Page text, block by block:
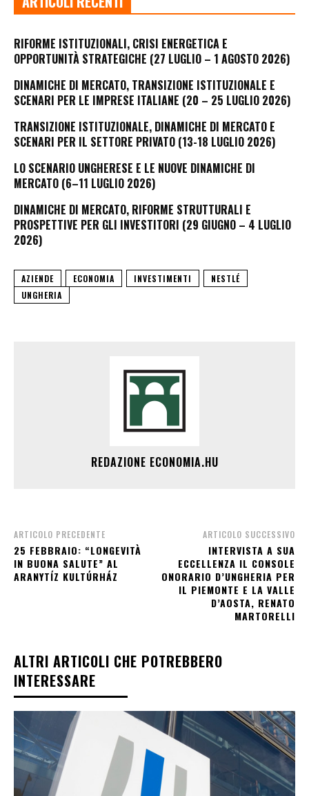
RIFORME ISTITUZIONALI, CRISI ENERGETICA E
OPPORTUNITÀ STRATEGICHE (27 LUGLIO – 1 AGOSTO 2026)
DINAMICHE DI MERCATO, TRANSIZIONE ISTITUZIONALE E
SCENARI PER LE IMPRESE ITALIANE (20 – 25 LUGLIO 2026)
TRANSIZIONE ISTITUZIONALE, DINAMICHE DI MERCATO E
SCENARI PER IL SETTORE PRIVATO (13-18 LUGLIO 2026)
LO SCENARIO UNGHERESE E LE NUOVE DINAMICHE DI
MERCATO (6–11 LUGLIO 2026)
DINAMICHE DI MERCATO, RIFORME STRUTTURALI E
PROSPETTIVE PER GLI INVESTITORI (29 GIUGNO – 4 LUGLIO
2026)
AZIENDE ECONOMIA INVESTIMENTI
NESTLÉ
UNGHERIA
REDAZIONE ECONOMIA.HU
ARTICOLO PRECEDENTE
25 FEBBRAIO: “LONGEVITÀ
IN BUONA SALUTE” AL
ARANYTÍZ KULTÚRHÁZ
ARTICOLO SUCCESSIVO
INTERVISTA A SUA
ECCELLENZA IL CONSOLE
ONORARIO D’UNGHERIA PER
IL PIEMONTE E LA VALLE
D’AOSTA, RENATO
MARTORELLI
ALTRI ARTICOLI CHE POTREBBERO
INTERESSARE